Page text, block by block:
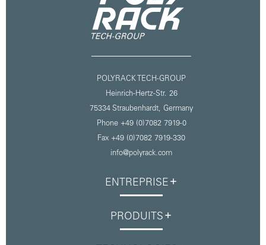
POLYRACK TECH-GROUP
Heinrich-Hertz-Str. 26
75334 Straubenhardt, Germany
Phone +49 (0)7082 7919-0
Fax +49 (0)7082 7919-330
info@polyrack.com
ENTREPRISE
PRODUITS